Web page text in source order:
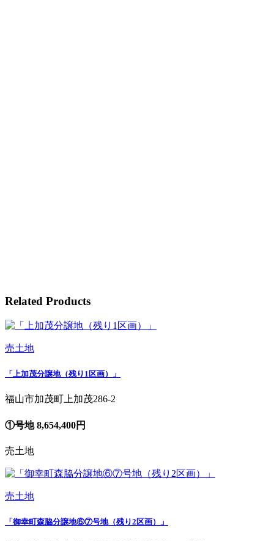
Related Products
売土地
「上加茂分譲地（残り1区画）」
福山市加茂町上加茂286-2
①号地 8,654,400円
売土地
売土地
「御幸町森脇分譲地⑥⑦号地（残り2区画）」